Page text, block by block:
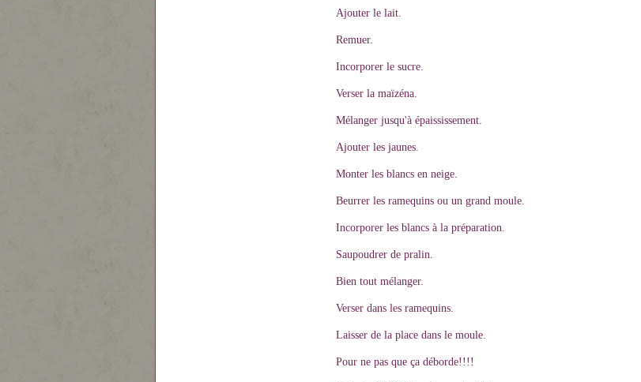
Ajouter le lait.
Remuer.
Incorporer le sucre.
Verser la maïzéna.
Mélanger jusqu'à épaississement.
Ajouter les jaunes.
Monter les blancs en neige.
Beurrer les ramequins ou un grand moule.
Incorporer les blancs à la préparation.
Saupoudrer de pralin.
Bien tout mélanger.
Verser dans les ramequins.
Laisser de la place dans le moule.
Pour ne pas que ça déborde!!!!